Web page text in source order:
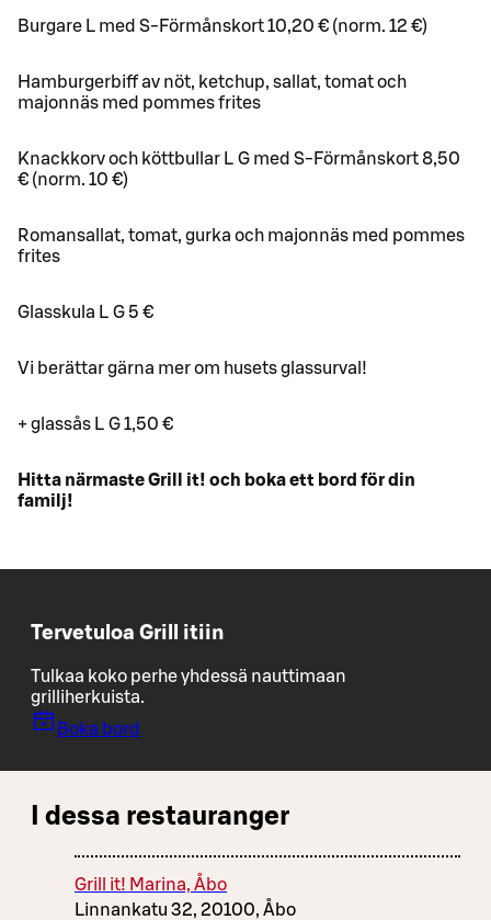
Burgare L med S-Förmånskort 10,20 € (norm. 12 €)
Hamburgerbiff av nöt, ketchup, sallat, tomat och
majonnäs med pommes frites
Knackkorv och köttbullar L G med S-Förmånskort 8,50
€ (norm. 10 €)
Romansallat, tomat, gurka och majonnäs med pommes
frites
Glasskula L G 5 €
Vi berättar gärna mer om husets glassurval!
+ glassås L G 1,50 €
Hitta närmaste Grill it! och boka ett bord för din
familj!
Tervetuloa Grill itiin
Tulkaa koko perhe yhdessä nauttimaan
grilliherkuista.
Boka bord
I dessa restauranger
Grill it! Marina, Åbo
Linnankatu 32, 20100, Åbo